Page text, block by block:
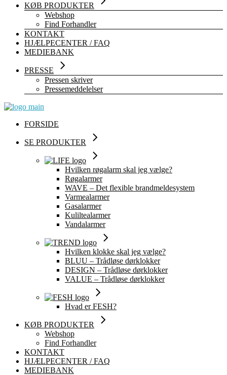
KØB PRODUKTER
Webshop
Find Forhandler
KONTAKT
HJÆLPECENTER / FAQ
MEDIEBANK
PRESSE
Pressen skriver
Pressemeddelelser
FORSIDE
SE PRODUKTER
Hvilken røgalarm skal jeg vælge?
Røgalarmer
WAVE – Det flexible brandmeldesystem
Varmealarmer
Gasalarmer
Kuliltealarmer
Vandalarmer
Hvilken klokke skal jeg vælge?
BLUU – Trådløse dørklokker
DESIGN – Trådløse dørklokker
VALUE – Trådløse dørklokker
Hvad er FESH?
KØB PRODUKTER
Webshop
Find Forhandler
KONTAKT
HJÆLPECENTER / FAQ
MEDIEBANK